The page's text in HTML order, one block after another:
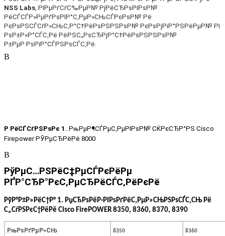
NSS Labs, РІРµРґСѓС‰РµР№ РјРёСЂРѕРІРѕР№
РёСЃСЃР»РµРґРѕРІР°С‚РµР»СЊСЃРєРѕР№ Рё
РєРѕРЅСЃСѓР»СЊС‚Р°С†РёРѕРЅРЅРѕР№ РєРѕРјРїР°РЅРёРµР№ РІ
РѕР±Р»Р°СЃС‚Рё РёРЅС„РѕСЂРјР°С†РёРѕРЅРЅРѕР№
Р±РµР·РѕРїР°СЃРЅРѕСЃС‚Рё.
В
Р РёСЃСѓРЅРѕРє 1. РњРµР¶СЃРµС‚РµРІРѕР№ СЌРєСЂР°РЅ Cisco
FirepowerРЎРµСЂРёРё 8000
В
РўРµС…РЅРёС‡РµСЃРєРёРµ
РҐР°СЂР°РєС‚РµСЂРёСЃС‚РёРєРё
РўР°Р±Р»РёС†Р° 1. РџСЂРѕРёР·РІРѕРґРёС‚РµР»СЊРЅРѕСЃС‚СЊ Рё
С„СѓРЅРєС†РёРё Cisco FirePOWER 8350, 8360, 8370, 8390
РњРѕРґРµР»СЊ 8350 8360